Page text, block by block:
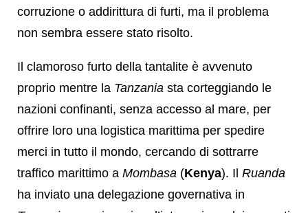
corruzione o addirittura di furti, ma il problema
non sembra essere stato risolto.
Il clamoroso furto della tantalite è avvenuto
proprio mentre la Tanzania sta corteggiando le
nazioni confinanti, senza accesso al mare, per
offrire loro una logistica marittima per spedire
merci in tutto il mondo, cercando di sottrarre
traffico marittimo a Mombasa (Kenya). Il Ruanda
ha inviato una delegazione governativa in